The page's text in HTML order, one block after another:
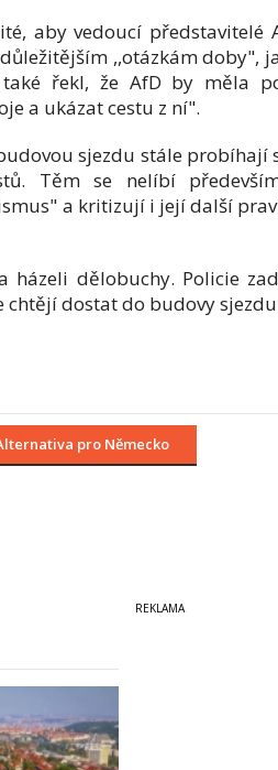
aby vedoucí představitelé
,,otázkám doby",
řekl, že AfD by měla
a ukázat cestu z ní".
sjezdu stále probíhají
Těm se nelíbí
a kritizují i její další
dělobuchy. Policie
dostat do budovy
pro Německo